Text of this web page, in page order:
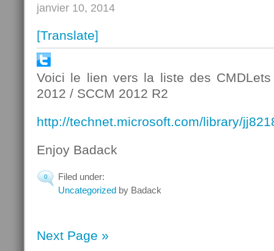
janvier 10, 2014
[Translate]
Voici le lien vers la liste des
2012 / SCCM 2012 R2
http://technet.microsoft.com/library/
Enjoy Badack
0
Filed under:
Uncategorized by Badack
Next Page »